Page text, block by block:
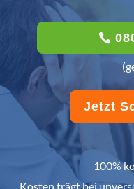
Jetzt
100%
Kosten trägt bei